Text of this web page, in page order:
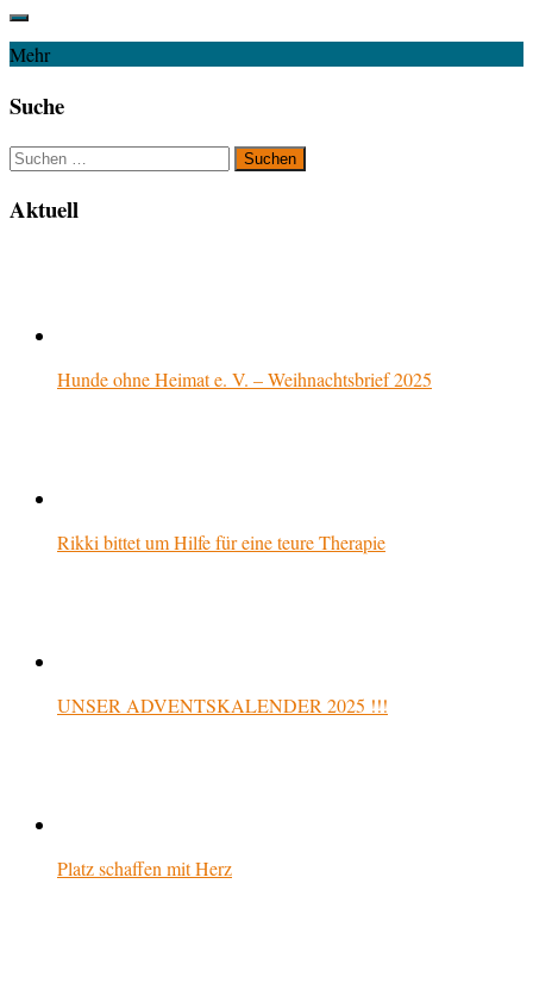
Mehr
Suche
Suchen
nach:
Aktuell
Hunde ohne Heimat e. V. – Weihnachtsbrief 2025
Rikki bittet um Hilfe für eine teure Therapie
UNSER ADVENTSKALENDER 2025 !!!
Platz schaffen mit Herz